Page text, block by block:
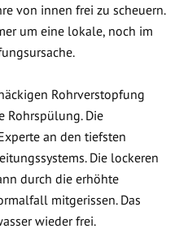
von innen frei zu scheuern.
um eine lokale, noch im
Rohrverstopfung
Rohrspülung. Die
an den tiefsten
Die lockeren
durch die erhöhte
mitgerissen. Das
wieder frei.